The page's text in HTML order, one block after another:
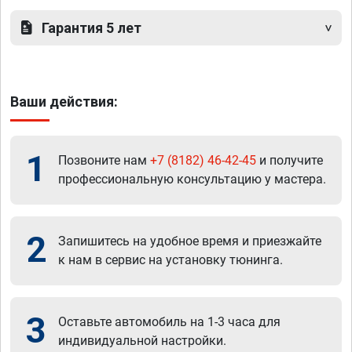
Гарантия 5 лет
Ваши действия:
1 Позвоните нам +7 (8182) 46-42-45 и получите
профессиональную консультацию у мастера.
2
Запишитесь на удобное время и приезжайте
к нам в сервис на установку тюнинга.
3
Оставьте автомобиль на 1-3 часа для
индивидуальной настройки.